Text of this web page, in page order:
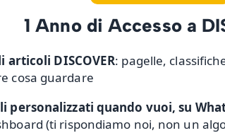
1 Anno di Accesso a
articoli DISCOVER: pagelle,
cosa guardare
personalizzati quando vuoi, su
(ti rispondiamo noi, non un